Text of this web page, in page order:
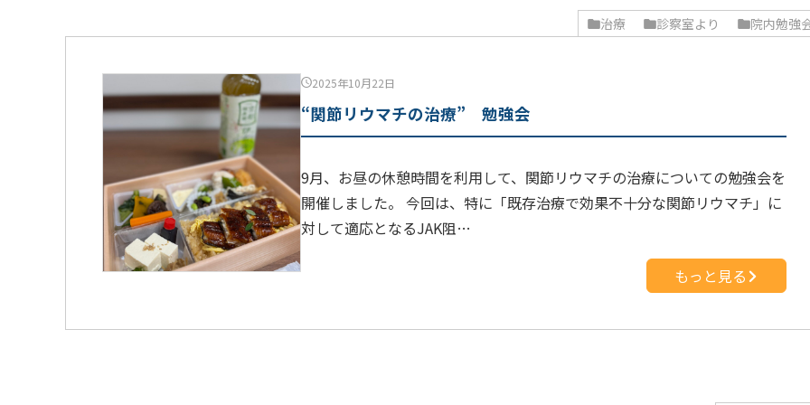
治療 診察室より 院内勉強
2025年10月22日
“関節リウマチの治療” 勉強会
9月、お昼の休憩時間を利用して、関節リウマチの治療についての勉強会を
開催しました。 今回は、特に「既存治療で効果不十分な関節リウマチ」に
対して適応となるJAK阻…
もっと見る